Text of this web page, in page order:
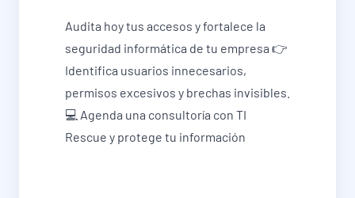
Audita hoy tus accesos y fortalece la
seguridad informática de tu empresa 👉
Identifica usuarios innecesarios,
permisos excesivos y brechas invisibles.
💻 Agenda una consultoría con TI
Rescue y protege tu información